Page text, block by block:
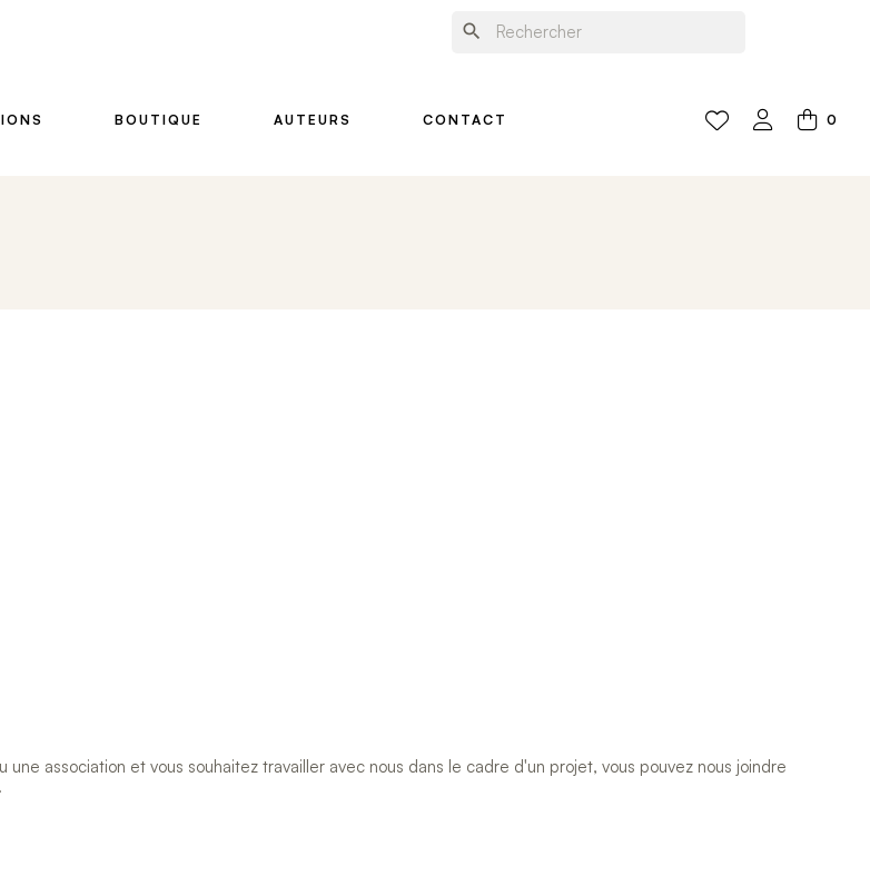
search
BOUTIQUE AUTEURS CONTACT 0
association et vous souhaitez travailler avec nous dans le cadre d'un projet, vous pouvez nous joindre